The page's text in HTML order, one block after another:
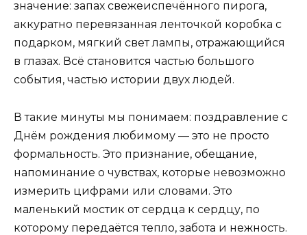
значение: запах свежеиспечённого пирога,
аккуратно перевязанная ленточкой коробка с
подарком, мягкий свет лампы, отражающийся
в глазах. Всё становится частью большого
события, частью истории двух людей.
В такие минуты мы понимаем: поздравление с
Днём рождения любимому — это не просто
формальность. Это признание, обещание,
напоминание о чувствах, которые невозможно
измерить цифрами или словами. Это
маленький мостик от сердца к сердцу, по
которому передаётся тепло, забота и нежность.